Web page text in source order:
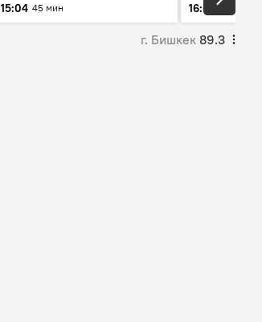
кантип өркүндөтүлүүдө
15:04 45 мин
16:01
3 мин
г. Бишкек 89.3